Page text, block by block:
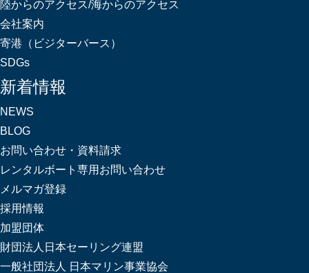
陸からのアクセス/海からのアクセス
会社案内
寄港（ビジターバース）
SDGs
新着情報
NEWS
BLOG
お問い合わせ・資料請求
レンタルボート専用お問い合わせ
メルマガ登録
採用情報
加盟団体
財団法人日本セーリング連盟
一般社団法人 日本マリン事業協会